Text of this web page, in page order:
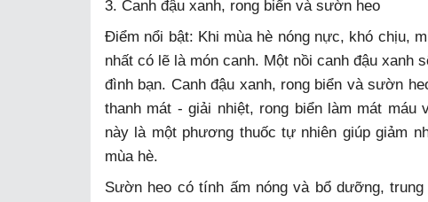
3. Canh đậu xanh, rong biển và sườn heo
Điểm nổi bật: Khi mùa hè nóng nực, khó chịu,
nhất có lẽ là món canh. Một nồi canh đậu xanh
đình bạn. Canh đậu xanh, rong biển và sườn
thanh mát - giải nhiệt, rong biển làm mát
này là một phương thuốc tự nhiên giúp giảm
mùa hè.
Sườn heo có tính ấm nóng và bổ dưỡng,